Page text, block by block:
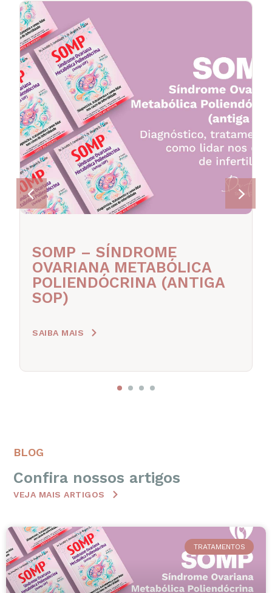
SOMP – SÍNDROME
OVARIANA METABÓLICA
POLIENDÓCRINA (ANTIGA
SOP)
SAIBA MAIS
4
BLOG
Confira nossos artigos
VEJA MAIS ARTIGOS
TRATAMENTOS